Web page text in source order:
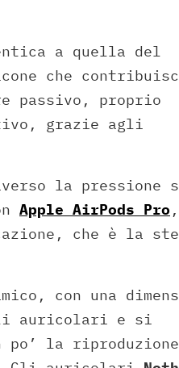
a quella del
che
passivo, proprio
grazie agli
la pressione
Apple AirPods Pro
che è la
con una
auricolari e si
po’ la